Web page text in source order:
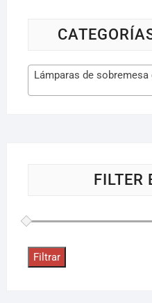
Lámparas de
FILTER
Filtrar